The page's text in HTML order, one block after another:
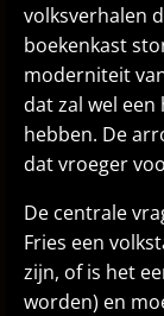
volksverhalen
boekenkast
moderniteit
dat zal wel
hebben. De
dat vroeger
De centrale
Fries een
zijn, of is het
worden) en